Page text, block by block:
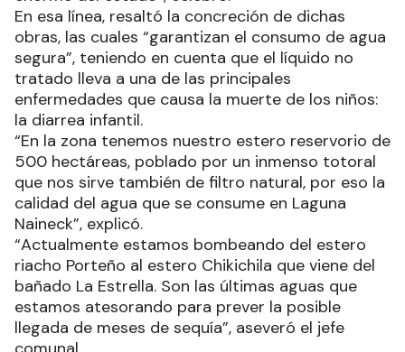
En esa línea, resaltó la concreción de dichas
obras, las cuales “garantizan el consumo de agua
segura”, teniendo en cuenta que el líquido no
tratado lleva a una de las principales
enfermedades que causa la muerte de los niños:
la diarrea infantil.
“En la zona tenemos nuestro estero reservorio de
500 hectáreas, poblado por un inmenso totoral
que nos sirve también de filtro natural, por eso la
calidad del agua que se consume en Laguna
Naineck”, explicó.
“Actualmente estamos bombeando del estero
riacho Porteño al estero Chikichila que viene del
bañado La Estrella. Son las últimas aguas que
estamos atesorando para prever la posible
llegada de meses de sequía”, aseveró el jefe